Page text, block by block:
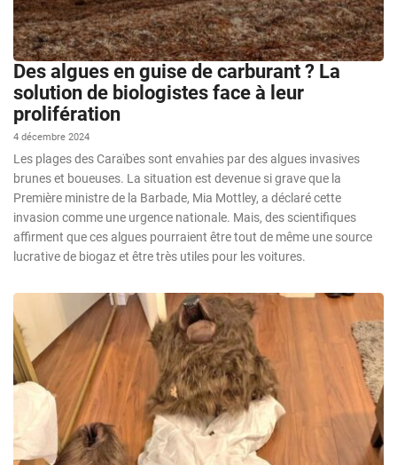
Des algues en guise de carburant ? La
solution de biologistes face à leur
prolifération
4 décembre 2024
Les plages des Caraïbes sont envahies par des algues invasives
brunes et boueuses. La situation est devenue si grave que la
Première ministre de la Barbade, Mia Mottley, a déclaré cette
invasion comme une urgence nationale. Mais, des scientifiques
affirment que ces algues pourraient être tout de même une source
lucrative de biogaz et être très utiles pour les voitures.